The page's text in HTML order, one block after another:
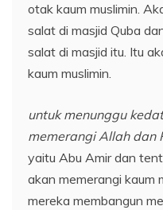
otak kaum muslimin.
salat di masjid Quba
salat di masjid itu. Itu
kaum muslimin.
untuk menunggu
memerangi Allah dan
yaitu Abu Amir dan
akan memerangi kaum
mereka membangun